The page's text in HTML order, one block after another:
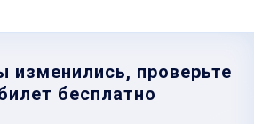
изменились, проверьте
бесплатно